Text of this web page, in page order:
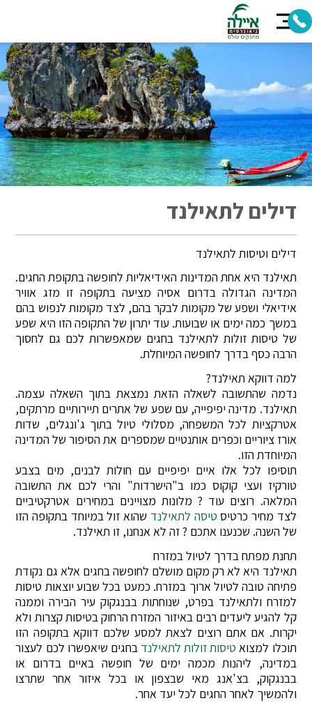
דילים לתאילנד
דילים וטיסות לתאילנד
תאילנד היא אחת המדינות האידיאליות לחופשה בתקופת החגים.
המדינה הגדולה בדרום אסיה מציעה בתקופה זו מזג אוויר
אידיאלי ושפע של מקומות לבקר בהם, לצד מקומות לנפוש בהם
במשך כמה ימים או שבועות. עוד יתרון של התקופה הזו היא שפע
של טיסות זולות לתאילנד בחגים שמאפשרות לכם גם לחסוך
הרבה כסף בדרך לחופשה המיוחלת.
למה דווקא תאילנד?
נדמה שהתשובה לשאלה הזאת נמצאת בתוך השאלה עצמה.
תאילנד. מדינה יפיפייה, עם שפע של אתרים תיירותיים מרתקים,
אטרקציות לכל המשפחה, מסלולי טיול בתוך ג'ונגלים, שדות
אורז ציוריים וכפרים אותנטיים שמספרים את הסיפור של המדינה
המיוחדת הזו.
תוסיפו לכל אלו איים יפיפיים עם חולות לבנים, מים בצבע
טורקיז ועצי קוקוס כמו ב"הישרדות" והרי לכם את התשובה
המלאה. רוצים עוד ? מלונות מצויינים במחירים אטרקטיביים
לצד מחיר כרטיס טיסה לתאילנד שהוא זול במיוחד בתקופה הזו
של השנה. שכנענו אתכם ? זה לא אנחנו, זו תאילנד.
תחנת מפתח בדרך לטיול במזרח
תאילנד היא לא רק מקום מושלם לחופשה בחגים אלא גם נקודת
פתיחה טובה לטיול ארוך במזרח. כמעט בכל שבוע יוצאות טיסות
למזרח ולתאילנד בפרט, שנוחתות בבנגקוק עיר הבירה וממנה
קל להגיע ליעדים רבים באיזור המזרח הרחוק בטיסות קצרות ולא
יקרות. אם אתם רוצים לצאת למסע שלכם דווקא בתקופה הזו
תוכלו למצוא טיסות זולות לתאילנד בחגים שיאפשרו לכם לעצור
במדינה, ליהנות מכמה ימים של חופשה באיים בדרום או
בבנגקוק, בצ'אנג מאי שבצפון או בכל איזור אחר שתרצו
ולהמשיך לאחר החגים לכל יעד אחר.